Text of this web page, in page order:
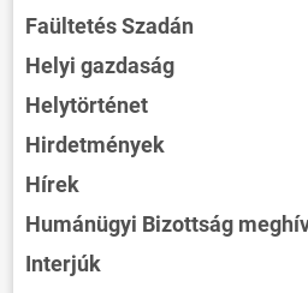
Faültetés Szadán
Helyi gazdaság
Helytörténet
Hirdetmények
Hírek
Humánügyi Bizottság
Interjúk